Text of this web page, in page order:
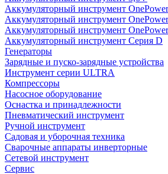
Аккумуляторный инструмент
Аккумуляторный инструмент
Аккумуляторный инструмент
Аккумуляторный инструмент Серия D
Генераторы
Зарядные и пуско-зарядные устройства
Инструмент серии ULTRA
Компрессоры
Насосное оборудование
Оснастка и принадлежности
Пневматический инструмент
Ручной инструмент
Садовая и уборочная техника
Сварочные аппараты инверторные
Сетевой инструмент
Сервис